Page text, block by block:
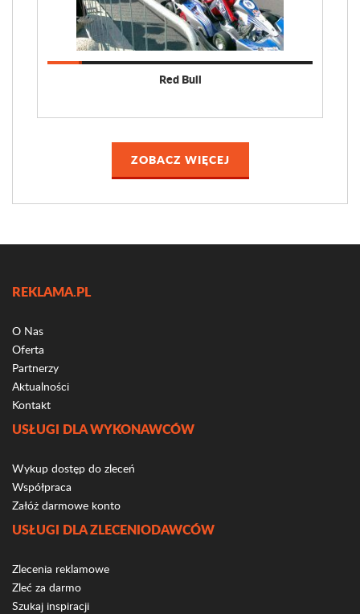
Red Bull
ZOBACZ WIĘCEJ
REKLAMA.PL
O Nas
Oferta
Partnerzy
Aktualności
Kontakt
USŁUGI DLA WYKONAWCÓW
Wykup dostęp do zleceń
Współpraca
Załóż darmowe konto
USŁUGI DLA ZLECENIODAWCÓW
Zlecenia reklamowe
Zleć za darmo
Szukaj inspiracji